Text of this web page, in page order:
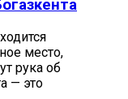
место,
рука об
— это